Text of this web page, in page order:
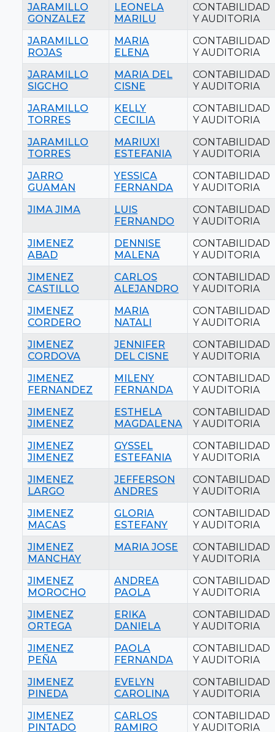
JARAMILLO
GONZALEZ
LEONELA
MARILU
CONTABILIDAD
Y AUDITORIA
JARAMILLO
ROJAS
MARIA
ELENA
CONTABILIDAD
Y AUDITORIA
JARAMILLO
SIGCHO
MARIA DEL
CISNE
CONTABILIDAD
Y AUDITORIA
JARAMILLO
TORRES
KELLY
CECILIA
CONTABILIDAD
Y AUDITORIA
JARAMILLO
TORRES
MARIUXI
ESTEFANIA
CONTABILIDAD
Y AUDITORIA
JARRO
GUAMAN
YESSICA
FERNANDA
CONTABILIDAD
Y AUDITORIA
JIMA JIMA
LUIS
FERNANDO
CONTABILIDAD
Y AUDITORIA
JIMENEZ
ABAD
DENNISE
MALENA
CONTABILIDAD
Y AUDITORIA
JIMENEZ
CASTILLO
CARLOS
ALEJANDRO
CONTABILIDAD
Y AUDITORIA
JIMENEZ
CORDERO
MARIA
NATALI
CONTABILIDAD
Y AUDITORIA
JIMENEZ
CORDOVA
JENNIFER
DEL CISNE
CONTABILIDAD
Y AUDITORIA
JIMENEZ
FERNANDEZ
MILENY
FERNANDA
CONTABILIDAD
Y AUDITORIA
JIMENEZ
JIMENEZ
ESTHELA
MAGDALENA
CONTABILIDAD
Y AUDITORIA
JIMENEZ
JIMENEZ
GYSSEL
ESTEFANIA
CONTABILIDAD
Y AUDITORIA
JIMENEZ
LARGO
JEFFERSON
ANDRES
CONTABILIDAD
Y AUDITORIA
JIMENEZ
MACAS
GLORIA
ESTEFANY
CONTABILIDAD
Y AUDITORIA
JIMENEZ
MANCHAY
MARIA JOSE
CONTABILIDAD
Y AUDITORIA
JIMENEZ
MOROCHO
ANDREA
PAOLA
CONTABILIDAD
Y AUDITORIA
JIMENEZ
ORTEGA
ERIKA
DANIELA
CONTABILIDAD
Y AUDITORIA
JIMENEZ
PEÑA
PAOLA
FERNANDA
CONTABILIDAD
Y AUDITORIA
JIMENEZ
PINEDA
EVELYN
CAROLINA
CONTABILIDAD
Y AUDITORIA
JIMENEZ
PINTADO
CARLOS
RAMIRO
CONTABILIDAD
Y AUDITORIA